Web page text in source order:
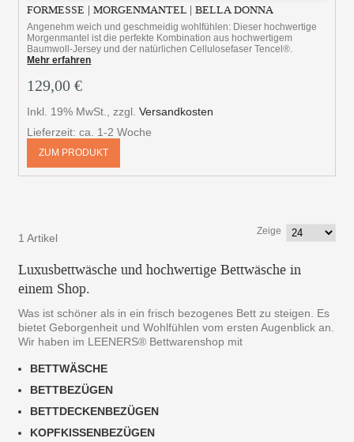
FORMESSE | MORGENMANTEL | BELLA DONNA
Angenehm weich und geschmeidig wohlfühlen: Dieser hochwertige
Morgenmantel ist die perfekte Kombination aus hochwertigem
Baumwoll-Jersey und der natürlichen Cellulosefaser Tencel®.
Mehr erfahren
129,00 €
Inkl. 19% MwSt. ,zzgl.Versandkosten
Lieferzeit: ca. 1-2 Woche
ZUM PRODUKT
1 Artikel
Zeige
Luxusbettwäsche und hochwertige Bettwäsche in
einem Shop.
Was ist schöner als in ein frisch bezogenes Bett zu steigen. Es
bietet Geborgenheit und Wohlfühlen vom ersten Augenblick an.
Wir haben im LEENERS® Bettwarenshop mit
BETTWÄSCHE
BETTBEZÜGEN
BETTDECKENBEZÜGEN
KOPFKISSENBEZÜGEN